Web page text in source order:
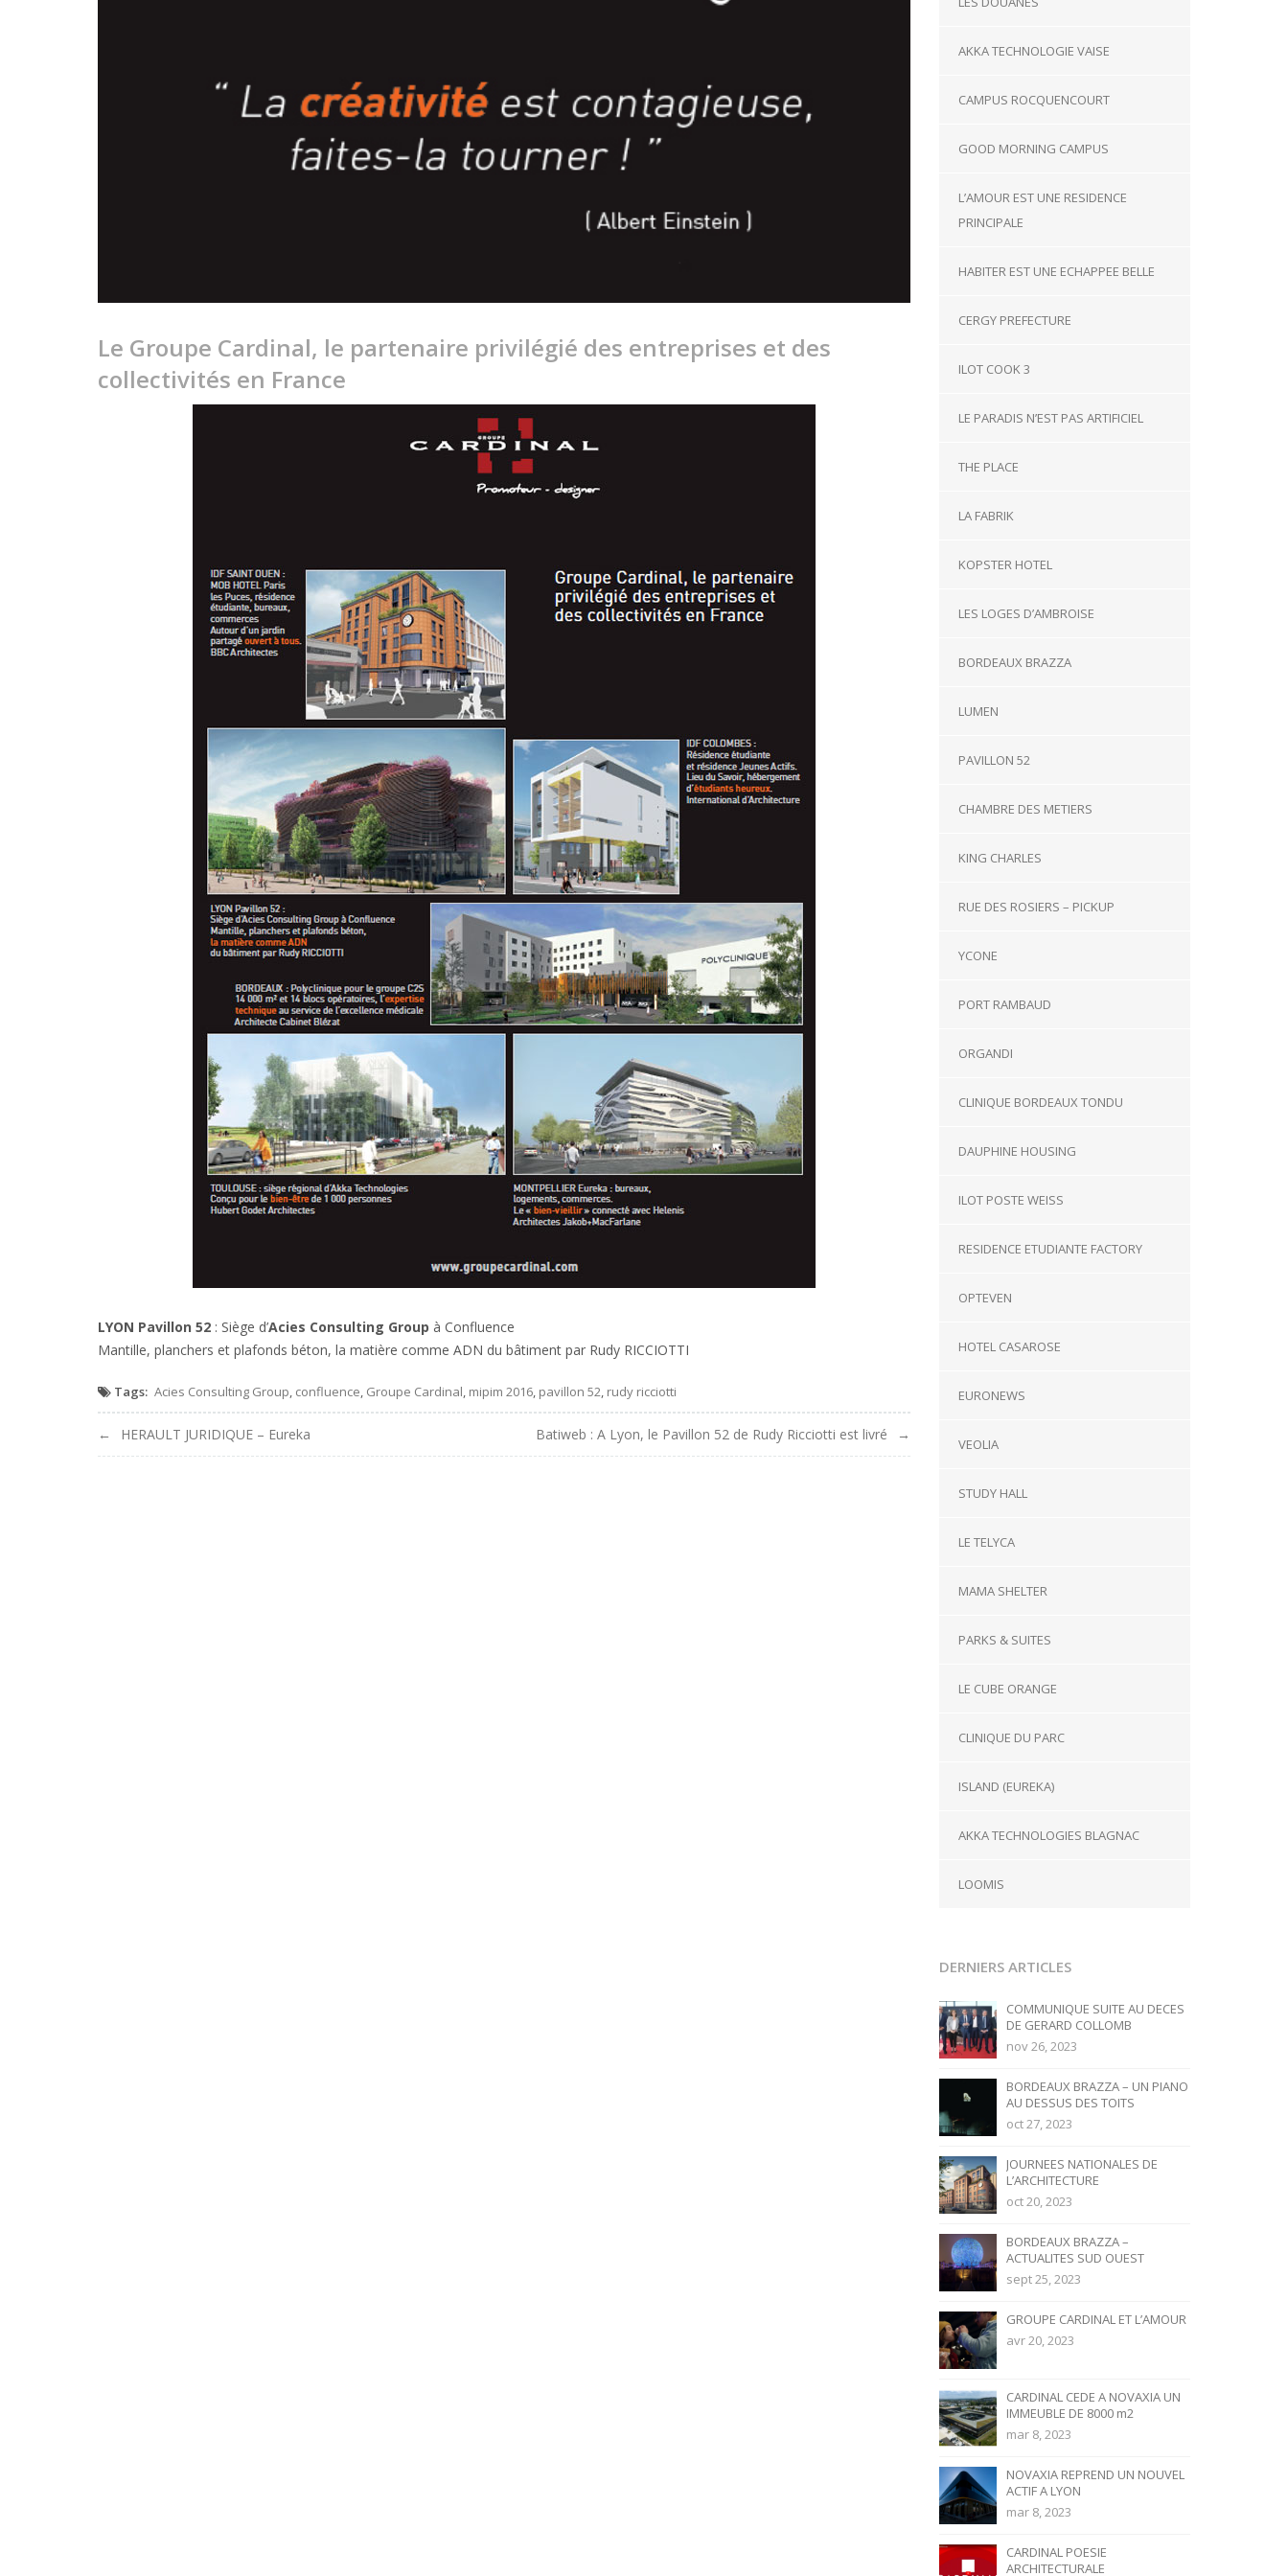
Le Groupe Cardinal, le partenaire privilégié des entreprises et des
collectivités en France
LYON Pavillon 52 : Siège d’Acies Consulting Group à Confluence
Mantille, planchers et plafonds béton, la matière comme ADN du bâtiment par Rudy RICCIOTTI
Tags: Acies Consulting Group, confluence, Groupe Cardinal, mipim 2016, pavillon 52, rudy ricciotti
Navigation
HERAULT JURIDIQUE – Eureka Batiweb : A Lyon, le Pavillon 52 de Rudy Ricciotti est livré
AKKA TECHNOLOGIE VAISE
CAMPUS ROCQUENCOURT
GOOD MORNING CAMPUS
L’AMOUR EST UNE RESIDENCE
PRINCIPALE
HABITER EST UNE ECHAPPEE BELLE
CERGY PREFECTURE
ILOT COOK 3
LE PARADIS N’EST PAS ARTIFICIEL
THE PLACE
LA FABRIK
KOPSTER HOTEL
LES LOGES D’AMBROISE
BORDEAUX BRAZZA
LUMEN
PAVILLON 52
CHAMBRE DES METIERS
KING CHARLES
RUE DES ROSIERS – PICKUP
YCONE
PORT RAMBAUD
ORGANDI
CLINIQUE BORDEAUX TONDU
DAUPHINE HOUSING
ILOT POSTE WEISS
RESIDENCE ETUDIANTE FACTORY
OPTEVEN
HOTEL CASAROSE
EURONEWS
VEOLIA
STUDY HALL
LE TELYCA
MAMA SHELTER
PARKS & SUITES
LE CUBE ORANGE
CLINIQUE DU PARC
ISLAND (EUREKA)
AKKA TECHNOLOGIES BLAGNAC
LOOMIS
DERNIERS ARTICLES
COMMUNIQUE SUITE AU DECES
DE GERARD COLLOMB
nov 26, 2023
BORDEAUX BRAZZA – UN PIANO
AU DESSUS DES TOITS
oct 27, 2023
JOURNEES NATIONALES DE
L’ARCHITECTURE
oct 20, 2023
BORDEAUX BRAZZA –
ACTUALITES SUD OUEST
sept 25, 2023
GROUPE CARDINAL ET L’AMOUR
avr 20, 2023
CARDINAL CEDE A NOVAXIA UN
IMMEUBLE DE 8000 m2
mar 8, 2023
NOVAXIA REPREND UN NOUVEL
ACTIF A LYON
mar 8, 2023
CARDINAL POESIE
ARCHITECTURALE